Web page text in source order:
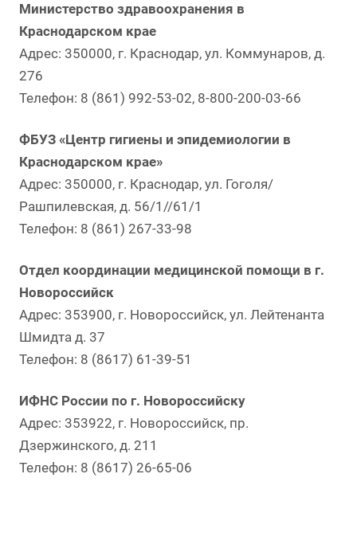
Министерство здравоохранения в
Краснодарском крае
Адрес: 350000, г. Краснодар, ул. Коммунаров, д.
276
Телефон: 8 (861) 992-53-02, 8-800-200-03-66
ФБУЗ «Центр гигиены и эпидемиологии в
Краснодарском крае»
Адрес: 350000, г. Краснодар, ул. Гоголя/
Рашпилевская, д. 56/1//61/1
Телефон: 8 (861) 267-33-98
Отдел координации медицинской помощи в г.
Новороссийск
Адрес: 353900, г. Новороссийск, ул. Лейтенанта
Шмидта д. 37
Телефон: 8 (8617) 61-39-51
ИФНС России по г. Новороссийску
Адрес: 353922, г. Новороссийск, пр.
Дзержинского, д. 211
Телефон: 8 (8617) 26-65-06